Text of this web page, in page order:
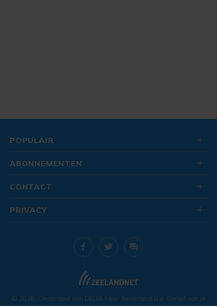
POPULAIR
ABONNEMENTEN
CONTACT
© 2026 . Onderdeel van DELTA Fiber Nederland B.V. Geniet van je
PRIVACY